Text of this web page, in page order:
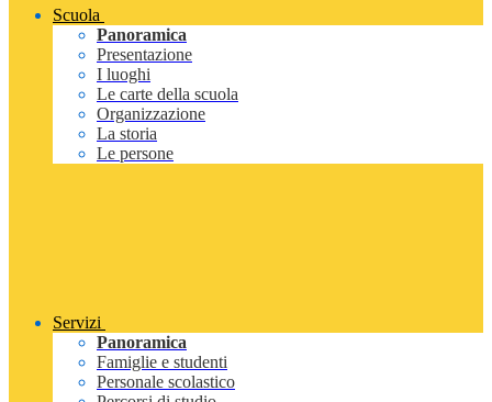
Scuola
Panoramica
Presentazione
I luoghi
Le carte della scuola
Organizzazione
La storia
Le persone
Servizi
Panoramica
Famiglie e studenti
Personale scolastico